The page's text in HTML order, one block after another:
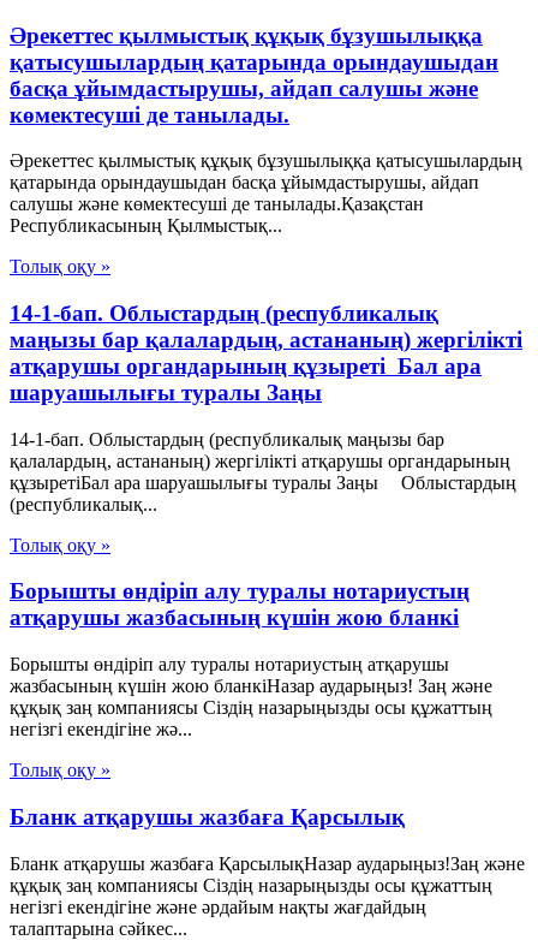
Әрекеттес қылмыстық құқық бұзушылыққа
қатысушылардың қатарында орындаушыдан
басқа ұйымдастырушы, айдап салушы және
көмектесуші де танылады.
Әрекеттес қылмыстық құқық бұзушылыққа қатысушылардың
қатарында орындаушыдан басқа ұйымдастырушы, айдап
салушы және көмектесуші де танылады.Қазақстан
Республикасының Қылмыстық...
Толық оқу »
14-1-бап. Облыстардың (республикалық
маңызы бар қалалардың, астананың) жергілікті
атқарушы органдарының құзыреті Бал ара
шаруашылығы туралы Заңы
14-1-бап. Облыстардың (республикалық маңызы бар
қалалардың, астананың) жергілікті атқарушы органдарының
құзыретіБал ара шаруашылығы туралы Заңы Облыстардың
(республикалық...
Толық оқу »
Борышты өндіріп алу туралы нотариустың
атқарушы жазбасының күшін жою бланкі
Борышты өндіріп алу туралы нотариустың атқарушы
жазбасының күшін жою бланкіНазар аударыңыз! Заң және
құқық заң компаниясы Сіздің назарыңызды осы құжаттың
негізгі екендігіне жә...
Толық оқу »
Бланк атқарушы жазбаға Қарсылық
Бланк атқарушы жазбаға ҚарсылықНазар аударыңыз!Заң және
құқық заң компаниясы Сіздің назарыңызды осы құжаттың
негізгі екендігіне және әрдайым нақты жағдайдың
талаптарына сәйкес...